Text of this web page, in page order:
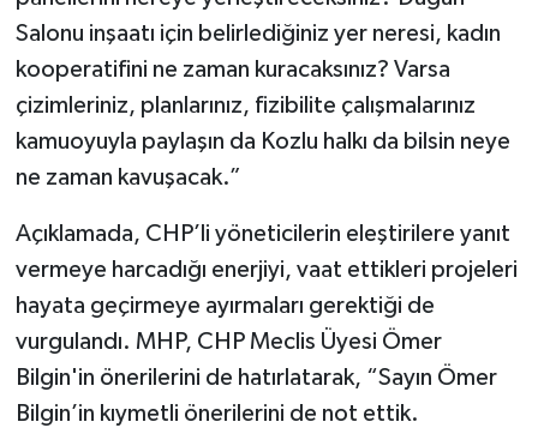
Salonu inşaatı için belirlediğiniz yer neresi, kadın
kooperatifini ne zaman kuracaksınız? Varsa
çizimleriniz, planlarınız, fizibilite çalışmalarınız
kamuoyuyla paylaşın da Kozlu halkı da bilsin neye
ne zaman kavuşacak.”
Açıklamada, CHP’li yöneticilerin eleştirilere yanıt
vermeye harcadığı enerjiyi, vaat ettikleri projeleri
hayata geçirmeye ayırmaları gerektiği de
vurgulandı. MHP, CHP Meclis Üyesi Ömer
Bilgin'in önerilerini de hatırlatarak, “Sayın Ömer
Bilgin’in kıymetli önerilerini de not ettik.